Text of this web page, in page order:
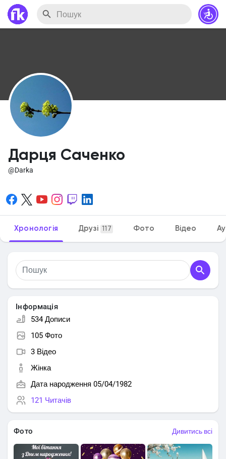
Дарця Саченко
@Darka
Хронологія Друзі 117 Фото Відео
Інформація
534 Дописи
105 Фото
3 Відео
Жінка
Дата народження 05/04/1982
121 Читачів
Фото Дивитись всі